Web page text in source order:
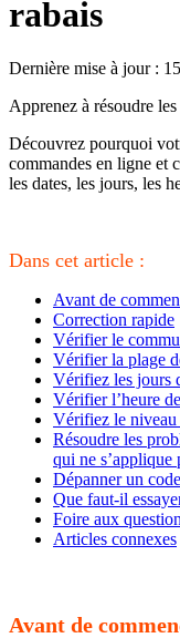
rabais
Dernière mise à jour :
Apprenez à résoudre
Découvrez pourquoi
commandes en ligne et
les dates, les jours, les
Dans cet article :
Avant de
Correction rapide
Vérifier le
Vérifier la plage
Vérifiez les jours
Vérifier l’heure
Vérifiez le niveau
Résoudre les
qui ne s’applique
Dépanner un
Que faut-il
Foire aux
Articles connexes
Avant de